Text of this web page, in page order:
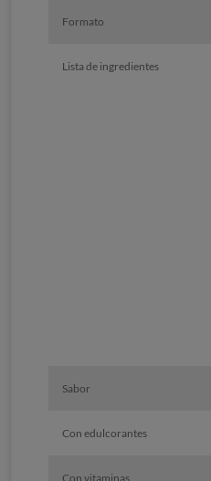
Formato
Lista de ingredientes
Sabor
Con edulcorantes
Con vitaminas